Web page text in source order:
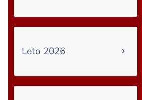
Leto 2026